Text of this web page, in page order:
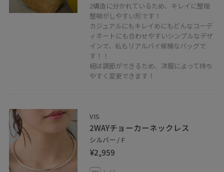
2構造に分かれているため、キレイに整理
整頓がしやすい形です！
カジュアルにもキレイめにもどんなコーデ
ィネートにも合わせやすいシンプルなデザ
インで、私もリアルバイ候補なバッグで
す！！
紐は調節ができるため、洋服によって持ち
やすく変更できます！
VIS
2WAYチョーカーネックレス
シルバー / F
¥2,959